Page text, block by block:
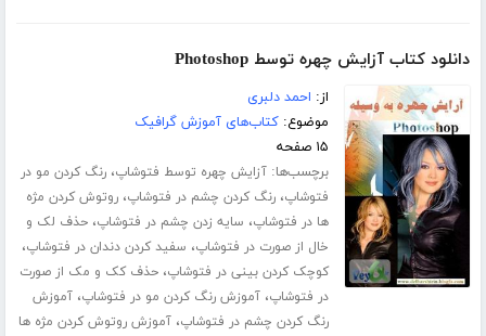
دانلود کتاب آزایش چهره توسط Photoshop
از: احمد دلبری
موضوع:کتاب‌های آموزش گرافیک
۱۵ صفحه
برچسب‌ها:آزایش چهره توسط فتوشاپ،رنگ کردن مو در
فتوشاپ،رنگ کردن چشم در فتوشاپ،روتوش کردن مژه
ها در فتوشاپ، سایه زدن چشم در فتوشاپ،حذف لک و
خال از صورت در فتوشاپ، سفید کردن دندان در فتوشاپ،
کوچک کردن بینی در فتوشاپ،حذف کک و مک از صورت
در فتوشاپ،آموزش رنگ کردن مو در فتوشاپ،آموزش
رنگ کردن چشم در فتوشاپ،آموزش روتوش کردن مژه ها